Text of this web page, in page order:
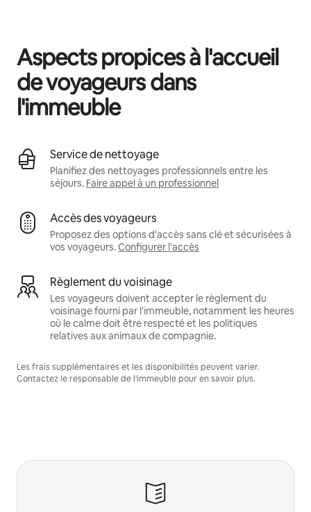
Aspects propices à l'accueil
de voyageurs dans
l'immeuble
Service de nettoyage
Planifiez des nettoyages professionnels entre les
séjours. Faire appel à un professionnel
Accès des voyageurs
Proposez des options d'accès sans clé et sécurisées à
vos voyageurs.Configurer l'accès
Règlement du voisinage
Les voyageurs doivent accepter le règlement du
voisinage fourni par l'immeuble, notamment les heures
où le calme doit être respecté et les politiques
relatives aux animaux de compagnie.
Les frais supplémentaires et les disponibilités peuvent varier.
Contactez le responsable de l'immeuble pour en savoir plus.